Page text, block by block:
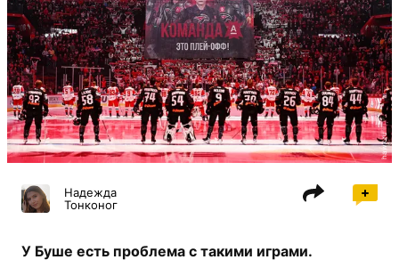
hawk.ru
Надежда
Тонконог
У Буше есть проблема с такими играми.